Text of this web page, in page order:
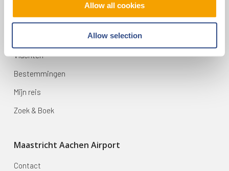
Allow all cookies
Allow selection
Vluchten
Bestemmingen
Mijn reis
Zoek & Boek
Maastricht Aachen Airport
Contact